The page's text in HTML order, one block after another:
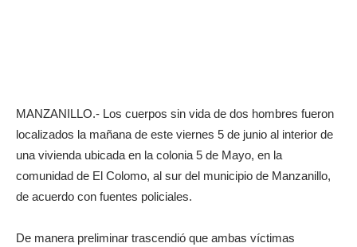
MANZANILLO.- Los cuerpos sin vida de dos hombres fueron
localizados la mañana de este viernes 5 de junio al interior de
una vivienda ubicada en la colonia 5 de Mayo, en la
comunidad de El Colomo, al sur del municipio de Manzanillo,
de acuerdo con fuentes policiales.
De manera preliminar trascendió que ambas víctimas